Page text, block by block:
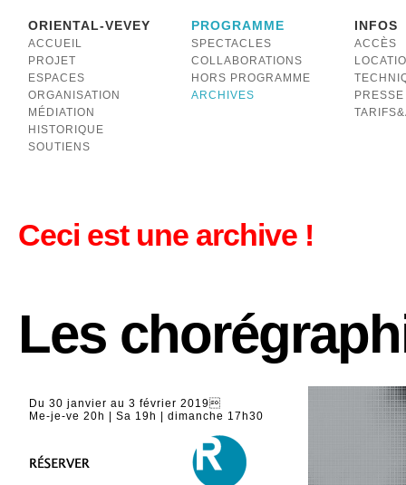
ORIENTAL-VEVEY
ACCUEIL
PROJET
ESPACES
ORGANISATION
MÉDIATION
HISTORIQUE
SOUTIENS
PROGRAMME
SPECTACLES
COLLABORATIONS
HORS PROGRAMME
ARCHIVES
INFOS
ACCÈS
PRESSE
Ceci est une archive !
Les
Du 30 janvier au 3 février 2019
Me-je-ve 20h | Sa 19h | dimanche 17h30